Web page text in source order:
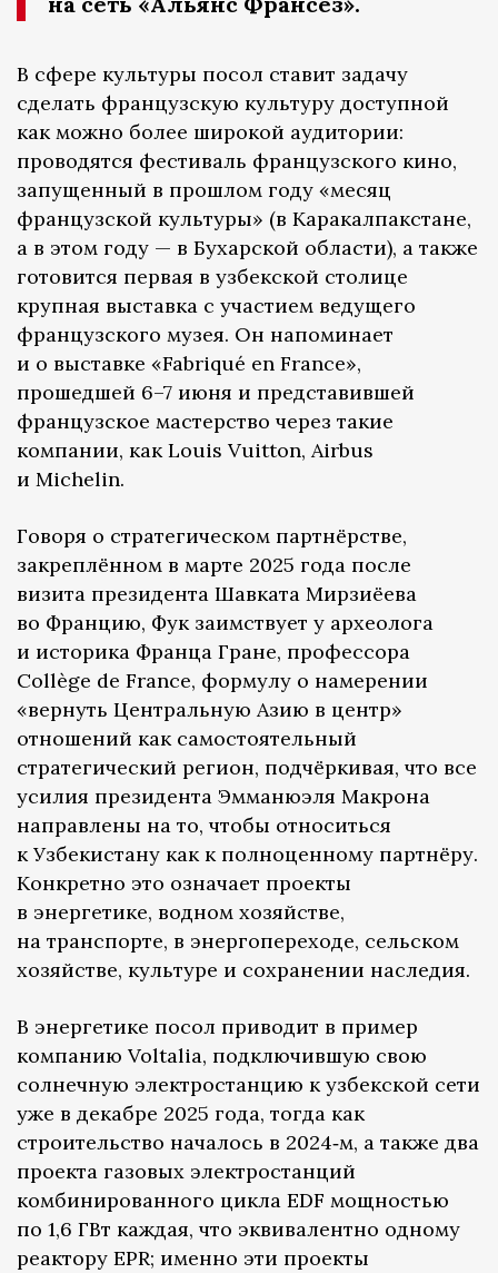
В сфере культуры посол ставит задачу
сделать французскую культуру доступной
как можно более широкой аудитории:
проводятся фестиваль французского кино,
запущенный в прошлом году «месяц
французской культуры» (в Каракалпакстане,
а в этом году — в Бухарской области), а также
готовится первая в узбекской столице
крупная выставка с участием ведущего
французского музея. Он напоминает
и о выставке «Fabriqué en France»,
прошедшей 6–7 июня и представившей
французское мастерство через такие
компании, как Louis Vuitton, Airbus
и Michelin.
Говоря о стратегическом партнёрстве,
закреплённом в марте 2025 года после
визита президента Шавката Мирзиёева
во Францию, Фук заимствует у археолога
и историка Франца Гране, профессора
Collège de France, формулу о намерении
«вернуть Центральную Азию в центр»
отношений как самостоятельный
стратегический регион, подчёркивая, что все
усилия президента Эмманюэля Макрона
направлены на то, чтобы относиться
к Узбекистану как к полноценному партнёру.
Конкретно это означает проекты
в энергетике, водном хозяйстве,
на транспорте, в энергопереходе, сельском
хозяйстве, культуре и сохранении наследия.
В энергетике посол приводит в пример
компанию Voltalia, подключившую свою
солнечную электростанцию к узбекской сети
уже в декабре 2025 года, тогда как
строительство началось в 2024‑м, а также два
проекта газовых электростанций
комбинированного цикла EDF мощностью
по 1,6 ГВт каждая, что эквивалентно одному
реактору EPR; именно эти проекты